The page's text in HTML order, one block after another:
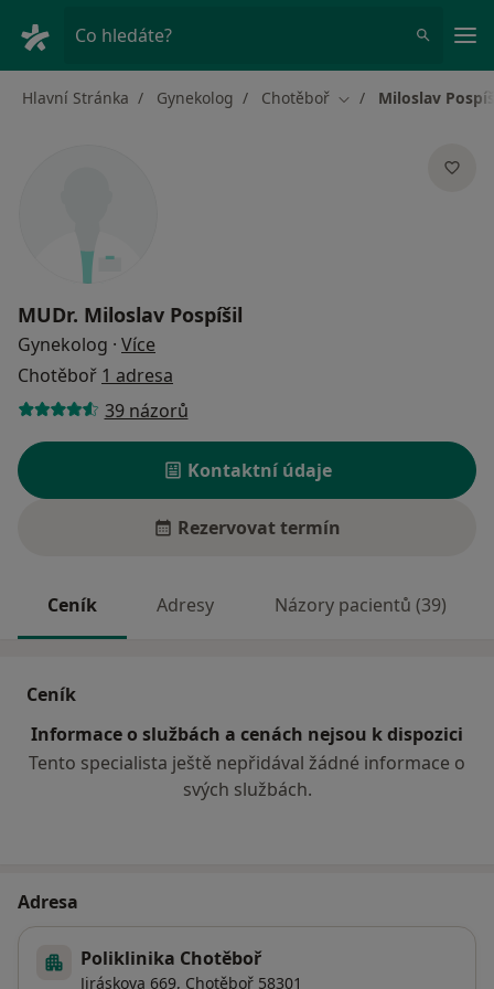
Co hledáte?
Hlavní Stránka Gynekolog Chotěboř Změna města
Miloslav
MUDr. Miloslav Pospíšil
Gynekolog · Více
Chotěboř 1 adresa
39 názorů
Kontaktní údaje
Rezervovat termín
Ceník Adresy Názory pacientů (39)
Ceník
Informace o službách a cenách nejsou k dispozici
Tento specialista ještě nepřidával žádné informace o
svých službách.
Adresa
Poliklinika Chotěboř
Jiráskova 669, Chotěboř 58301